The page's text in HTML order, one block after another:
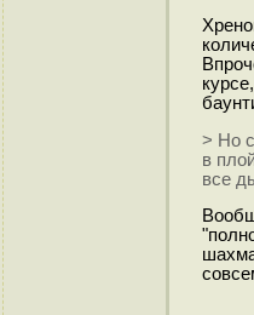
> Но
в
все